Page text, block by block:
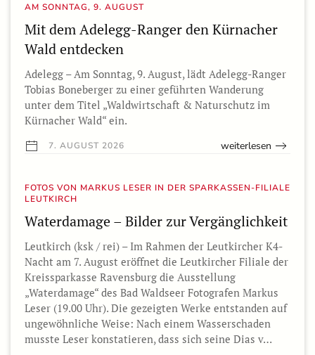
AM SONNTAG, 9. AUGUST
Mit dem Adelegg-Ranger den Kürnacher
Wald entdecken
Adelegg – Am Sonntag, 9. August, lädt Adelegg-Ranger
Tobias Boneberger zu einer geführten Wanderung
unter dem Titel „Waldwirtschaft & Naturschutz im
Kürnacher Wald“ ein.
7. AUGUST 2026 weiterlesen
FOTOS VON MARKUS LESER IN DER SPARKASSEN-FILIALE
LEUTKIRCH
Waterdamage – Bilder zur Vergänglichkeit
Leutkirch (ksk / rei) – Im Rahmen der Leutkircher K4-
Nacht am 7. August eröffnet die Leutkircher Filiale der
Kreissparkasse Ravensburg die Ausstellung
„Waterdamage“ des Bad Waldseer Fotografen Markus
Leser (19.00 Uhr). Die gezeigten Werke entstanden auf
ungewöhnliche Weise: Nach einem Wasserschaden
musste Leser konstatieren, dass sich seine Dias v…